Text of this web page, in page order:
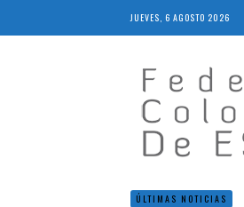
JUEVES, 6 AGOSTO 2026
ÚLTIMAS NOTICIAS